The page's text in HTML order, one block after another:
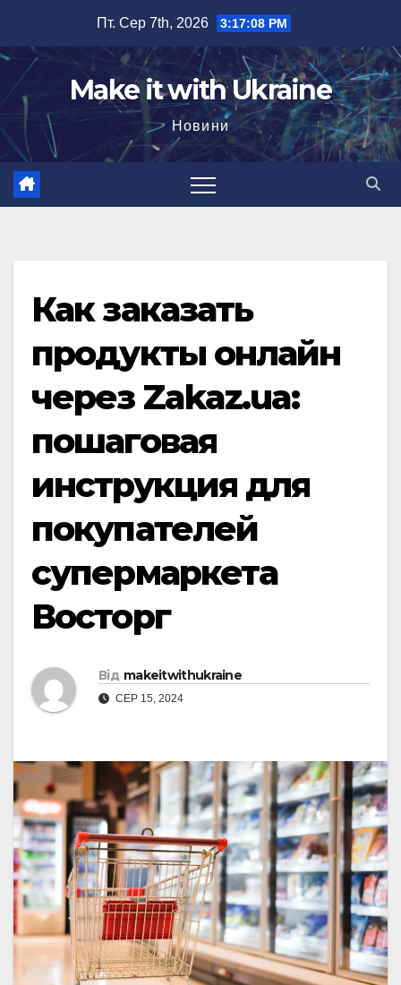
вмісту
Пт. Сер 7th, 2026 3:17:09 PM
Make it with Ukraine
Новини
Как заказать
продукты онлайн
через Zakaz.ua:
пошаговая
инструкция для
покупателей
супермаркета
Восторг
Від makeitwithukraine
СЕР 15, 2024